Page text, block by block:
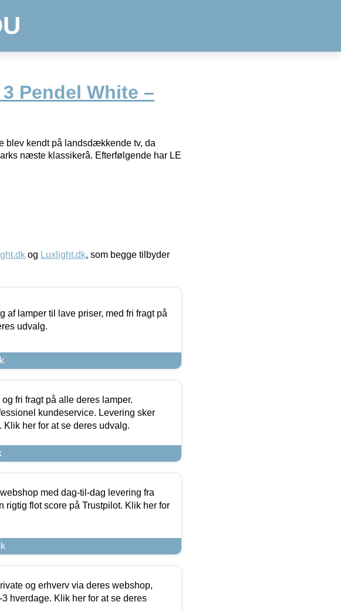
Pendel White –
blev kendt på landsdækkende tv, da
næste klassikerâ. Efterfølgende har LE
og Luxlight.dk, som begge tilbyder
af lamper til lave priser, med fri fragt på
udvalg.
fri fragt på alle deres lamper.
kundeservice. Levering sker
her for at se deres udvalg.
med dag-til-dag levering fra
rigtig flot score på Trustpilot. Klik her for
og erhverv via deres webshop,
hverdage. Klik her for at se deres